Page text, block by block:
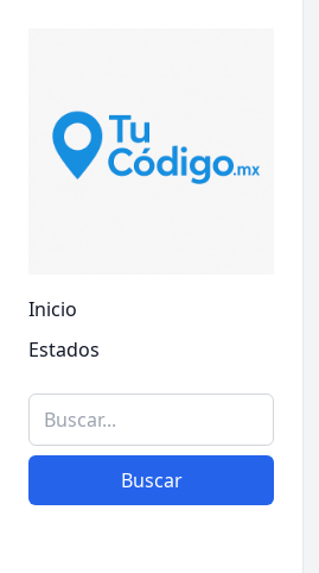
Inicio
Estados
Buscar